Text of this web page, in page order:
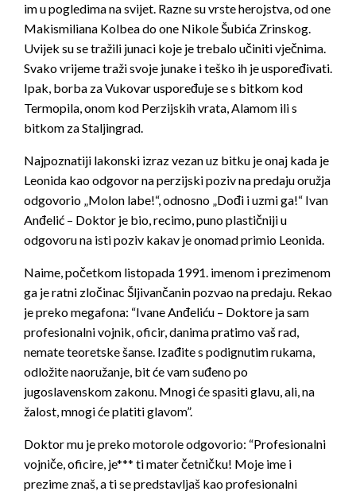
im u pogledima na svijet. Razne su vrste herojstva, od one
Makismiliana Kolbea do one Nikole Šubića Zrinskog.
Uvijek su se tražili junaci koje je trebalo učiniti vječnima.
Svako vrijeme traži svoje junake i teško ih je uspoređivati.
Ipak, borba za Vukovar uspoređuje se s bitkom kod
Termopila, onom kod Perzijskih vrata, Alamom ili s
bitkom za Staljingrad.
Najpoznatiji lakonski izraz vezan uz bitku je onaj kada je
Leonida kao odgovor na perzijski poziv na predaju oružja
odgovorio „Molon labe!“, odnosno „Dođi i uzmi ga!“ Ivan
Anđelić – Doktor je bio, recimo, puno plastičniji u
odgovoru na isti poziv kakav je onomad primio Leonida.
Naime, početkom listopada 1991. imenom i prezimenom
ga je ratni zločinac Šljivančanin pozvao na predaju. Rekao
je preko megafona: “Ivane Anđeliću – Doktore ja sam
profesionalni vojnik, oficir, danima pratimo vaš rad,
nemate teoretske šanse. Izađite s podignutim rukama,
odložite naoružanje, bit će vam suđeno po
jugoslavenskom zakonu. Mnogi će spasiti glavu, ali, na
žalost, mnogi će platiti glavom”.
Doktor mu je preko motorole odgovorio: “Profesionalni
vojniče, oficire, je*** ti mater četničku! Moje ime i
prezime znaš, a ti se predstavljaš kao profesionalni